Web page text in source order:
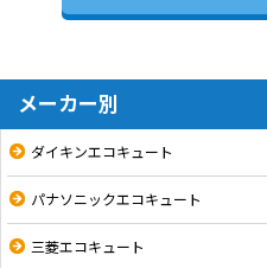
メーカー別
ダイキンエコキュート
パナソニックエコキュート
三菱エコキュート